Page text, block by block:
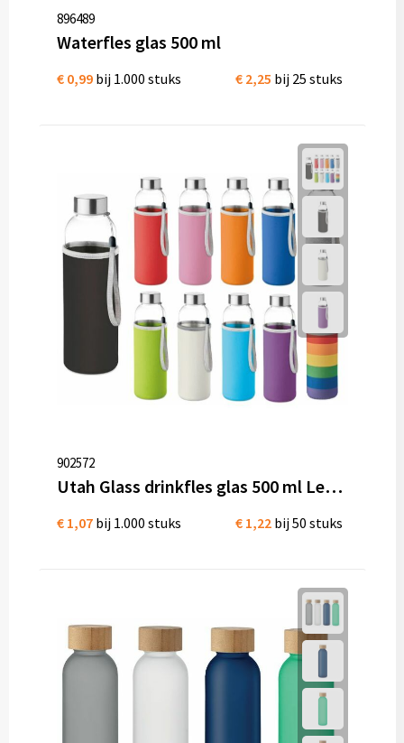
Warme en Koude dranken
896489
Waterfles glas 500 ml
€ 0,99 bij 1.000 stuks € 2,25 bij 25 stuks
902572
Utah Glass drinkfles glas 500 ml Lekvrij
€ 1,07 bij 1.000 stuks € 1,22 bij 50 stuks